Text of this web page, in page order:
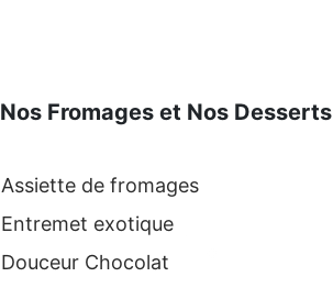
Nos Fromages et Nos Desserts
Assiette de fromages
Entremet exotique
Douceur Chocolat